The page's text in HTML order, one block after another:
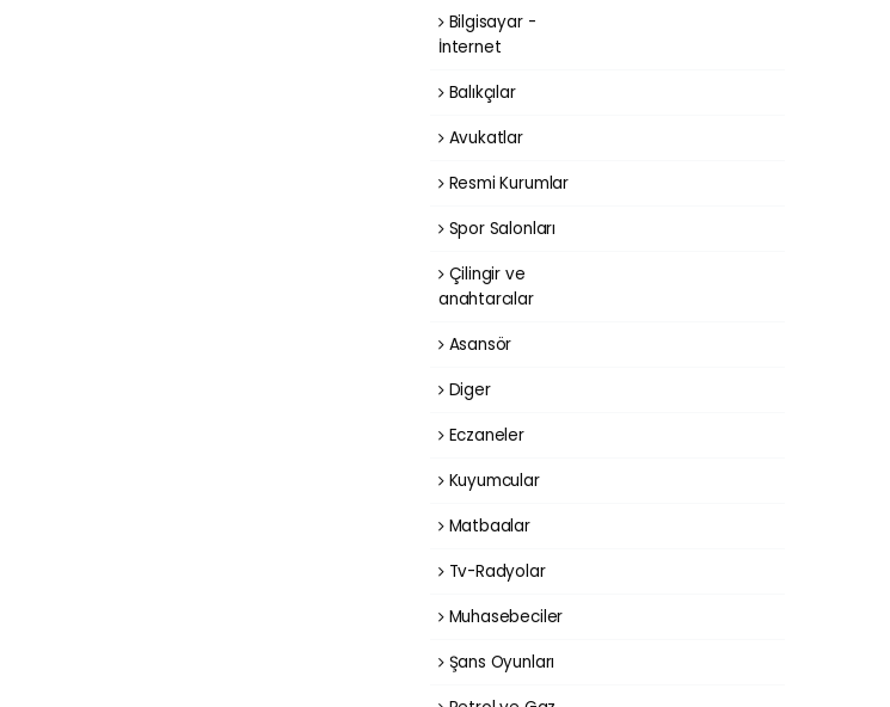
Bilgisayar -
İnternet
Balıkçılar
Avukatlar
Resmi Kurumlar
Spor Salonları
Çilingir ve
anahtarcılar
Asansör
Diger
Eczaneler
Kuyumcular
Matbaalar
Tv-Radyolar
Muhasebeciler
Şans Oyunları